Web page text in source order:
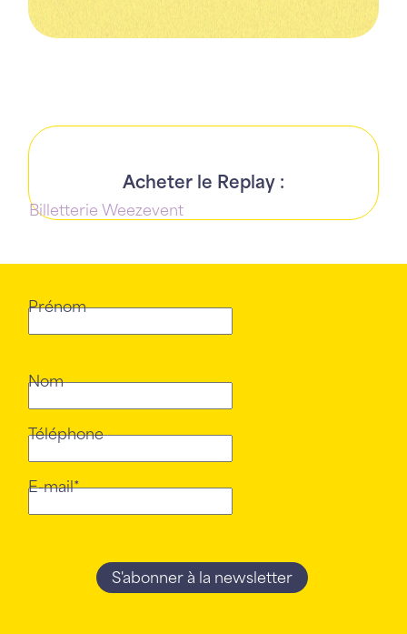
Acheter le Replay :
Billetterie Weezevent
Prénom
Nom
Téléphone
E-mail*